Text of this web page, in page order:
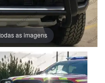
as imagens